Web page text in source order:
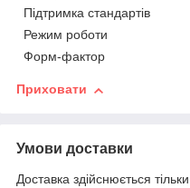
Підтримка стандартів
Режим роботи
Форм-фактор
Приховати
Умови доставки
Доставка здійснюється